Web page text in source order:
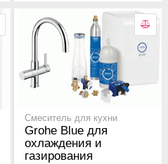
Смеситель для кухни
Grohe Blue для
охлаждения и
газирования